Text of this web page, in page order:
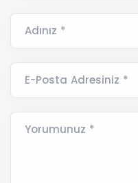
Adınız *
E-Posta Adresiniz *
Yorumunuz *